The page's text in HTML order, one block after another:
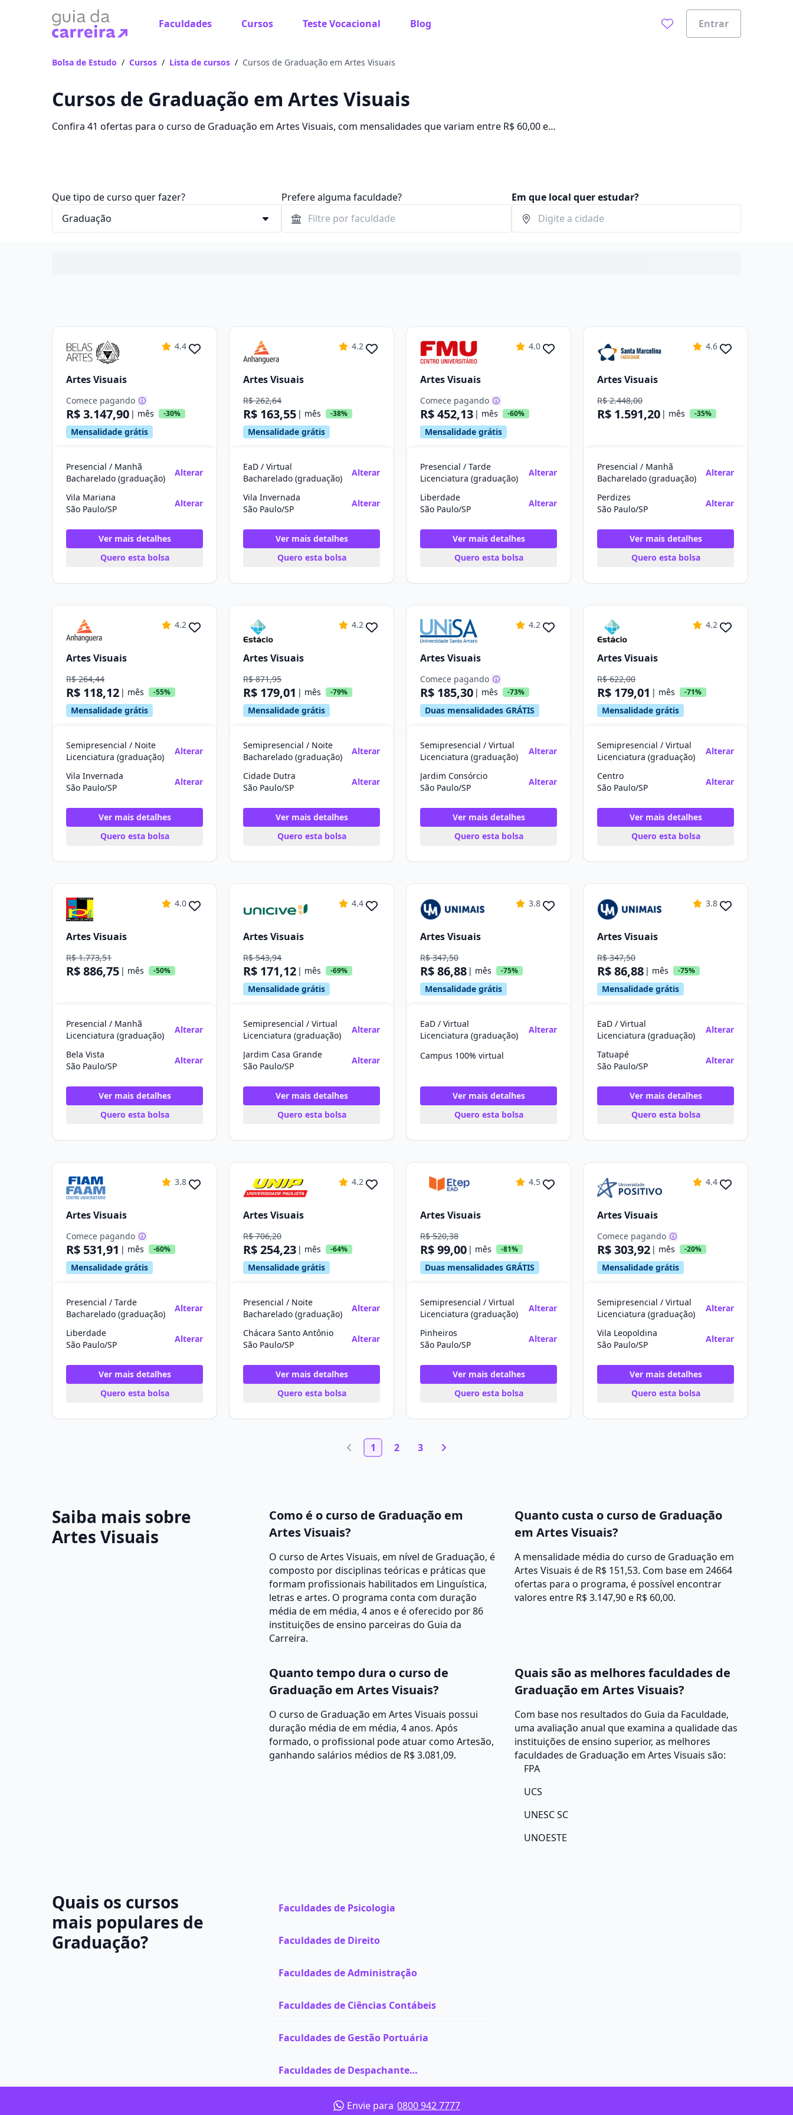
Faculdades Cursos Teste Vocacional Blog Entrar
Bolsa de Estudo / Cursos / Lista de cursos / Cursos de Graduação em Artes Visuais
Cursos de Graduação em Artes Visuais
Confira 41 ofertas para o curso de Graduação em Artes Visuais, com mensalidades que variam entre R$ 60,00 e
Que tipo de curso quer fazer? Prefere alguma faculdade? Em que local quer estudar?
4.4
Artes Visuais
Comece pagando
R$ 3.147,90 | mês -30%
Mensalidade grátis
Presencial / Manhã
Bacharelado (graduação)
Alterar
Vila Mariana
São Paulo/SP
Alterar
Ver mais detalhes
Quero esta bolsa
4.2
Artes Visuais
R$ 262,64
R$ 163,55 | mês -38%
Mensalidade grátis
EaD / Virtual
Bacharelado (graduação)
Alterar
Vila Invernada
São Paulo/SP
Alterar
Ver mais detalhes
Quero esta bolsa
4.0
Artes Visuais
Comece pagando
R$ 452,13 | mês -60%
Mensalidade grátis
Presencial / Tarde
Licenciatura (graduação)
Alterar
Liberdade
São Paulo/SP
Alterar
Ver mais detalhes
Quero esta bolsa
4.6
Artes Visuais
R$ 2.448,00
R$ 1.591,20 | mês -35%
Presencial / Manhã
Bacharelado (graduação)
Alterar
Perdizes
São Paulo/SP
Alterar
Ver mais detalhes
Quero esta bolsa
4.2
Artes Visuais
R$ 264,44
R$ 118,12 | mês -55%
Mensalidade grátis
Semipresencial / Noite
Licenciatura (graduação)
Alterar
Vila Invernada
São Paulo/SP
Alterar
Ver mais detalhes
Quero esta bolsa
4.2
Artes Visuais
R$ 871,95
R$ 179,01 | mês -79%
Mensalidade grátis
Semipresencial / Noite
Bacharelado (graduação)
Alterar
Cidade Dutra
São Paulo/SP
Alterar
Ver mais detalhes
Quero esta bolsa
4.2
Artes Visuais
Comece pagando
R$ 185,30 | mês -73%
Duas mensalidades GRÁTIS
Semipresencial / Virtual
Licenciatura (graduação)
Alterar
Jardim Consórcio
São Paulo/SP
Alterar
Ver mais detalhes
Quero esta bolsa
4.2
Artes Visuais
R$ 622,00
R$ 179,01 | mês -71%
Mensalidade grátis
Semipresencial / Virtual
Licenciatura (graduação)
Alterar
Centro
São Paulo/SP
Alterar
Ver mais detalhes
Quero esta bolsa
4.0
Artes Visuais
R$ 1.773,51
R$ 886,75 | mês -50%
Presencial / Manhã
Licenciatura (graduação)
Alterar
Bela Vista
São Paulo/SP
Alterar
Ver mais detalhes
Quero esta bolsa
4.4
Artes Visuais
R$ 543,94
R$ 171,12 | mês -69%
Mensalidade grátis
Semipresencial / Virtual
Licenciatura (graduação)
Alterar
Jardim Casa Grande
São Paulo/SP
Alterar
Ver mais detalhes
Quero esta bolsa
3.8
Artes Visuais
R$ 347,50
R$ 86,88 | mês -75%
Mensalidade grátis
EaD / Virtual
Licenciatura (graduação)
Alterar
Campus 100% virtual
Ver mais detalhes
Quero esta bolsa
3.8
Artes Visuais
R$ 347,50
R$ 86,88 | mês -75%
Mensalidade grátis
EaD / Virtual
Licenciatura (graduação)
Alterar
Tatuapé
São Paulo/SP
Alterar
Ver mais detalhes
Quero esta bolsa
3.8
Artes Visuais
Comece pagando
R$ 531,91 | mês -60%
Mensalidade grátis
Presencial / Tarde
Bacharelado (graduação)
Alterar
Liberdade
São Paulo/SP
Alterar
Ver mais detalhes
Quero esta bolsa
4.2
Artes Visuais
R$ 706,20
R$ 254,23 | mês -64%
Mensalidade grátis
Presencial / Noite
Bacharelado (graduação)
Alterar
Chácara Santo Antônio
São Paulo/SP
Alterar
Ver mais detalhes
Quero esta bolsa
4.5
Artes Visuais
R$ 520,38
R$ 99,00 | mês -81%
Duas mensalidades GRÁTIS
Semipresencial / Virtual
Licenciatura (graduação)
Alterar
Pinheiros
São Paulo/SP
Alterar
Ver mais detalhes
Quero esta bolsa
4.4
Artes Visuais
Comece pagando
R$ 303,92 | mês -20%
Mensalidade grátis
Semipresencial / Virtual
Licenciatura (graduação)
Alterar
Vila Leopoldina
São Paulo/SP
Alterar
Ver mais detalhes
Quero esta bolsa
1 2 3
Saiba mais sobre
Artes Visuais
Como é o curso de Graduação em
Artes Visuais?
O curso de Artes Visuais, em nível de Graduação, é
composto por disciplinas teóricas e práticas que
formam profissionais habilitados em Linguística,
letras e artes. O programa conta com duração
média de em média, 4 anos e é oferecido por 86
instituições de ensino parceiras do Guia da
Carreira.
Quanto custa o curso de Graduação
em Artes Visuais?
A mensalidade média do curso de Graduação em
Artes Visuais é de R$ 151,53. Com base em 24664
ofertas para o programa, é possível encontrar
valores entre R$ 3.147,90 e R$ 60,00.
Quanto tempo dura o curso de
Graduação em Artes Visuais?
O curso de Graduação em Artes Visuais possui
duração média de em média, 4 anos. Após
formado, o profissional pode atuar como Artesão,
ganhando salários médios de R$ 3.081,09.
Quais são as melhores faculdades de
Graduação em Artes Visuais?
Com base nos resultados do Guia da Faculdade,
uma avaliação anual que examina a qualidade das
instituições de ensino superior, as melhores
faculdades de Graduação em Artes Visuais são:
FPA
UCS
UNESC SC
UNOESTE
Quais os cursos
mais populares de
Graduação?
Faculdades de Psicologia
Faculdades de Direito
Faculdades de Administração
Faculdades de Ciências Contábeis
Faculdades de Gestão Portuária
Faculdades de Despachante
Documentalista
Envie para 0800 942 7777